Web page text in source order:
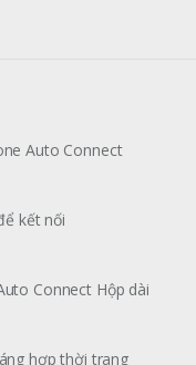
Auto Connect
kết nối
Connect Hộp dài
hợp thời trang